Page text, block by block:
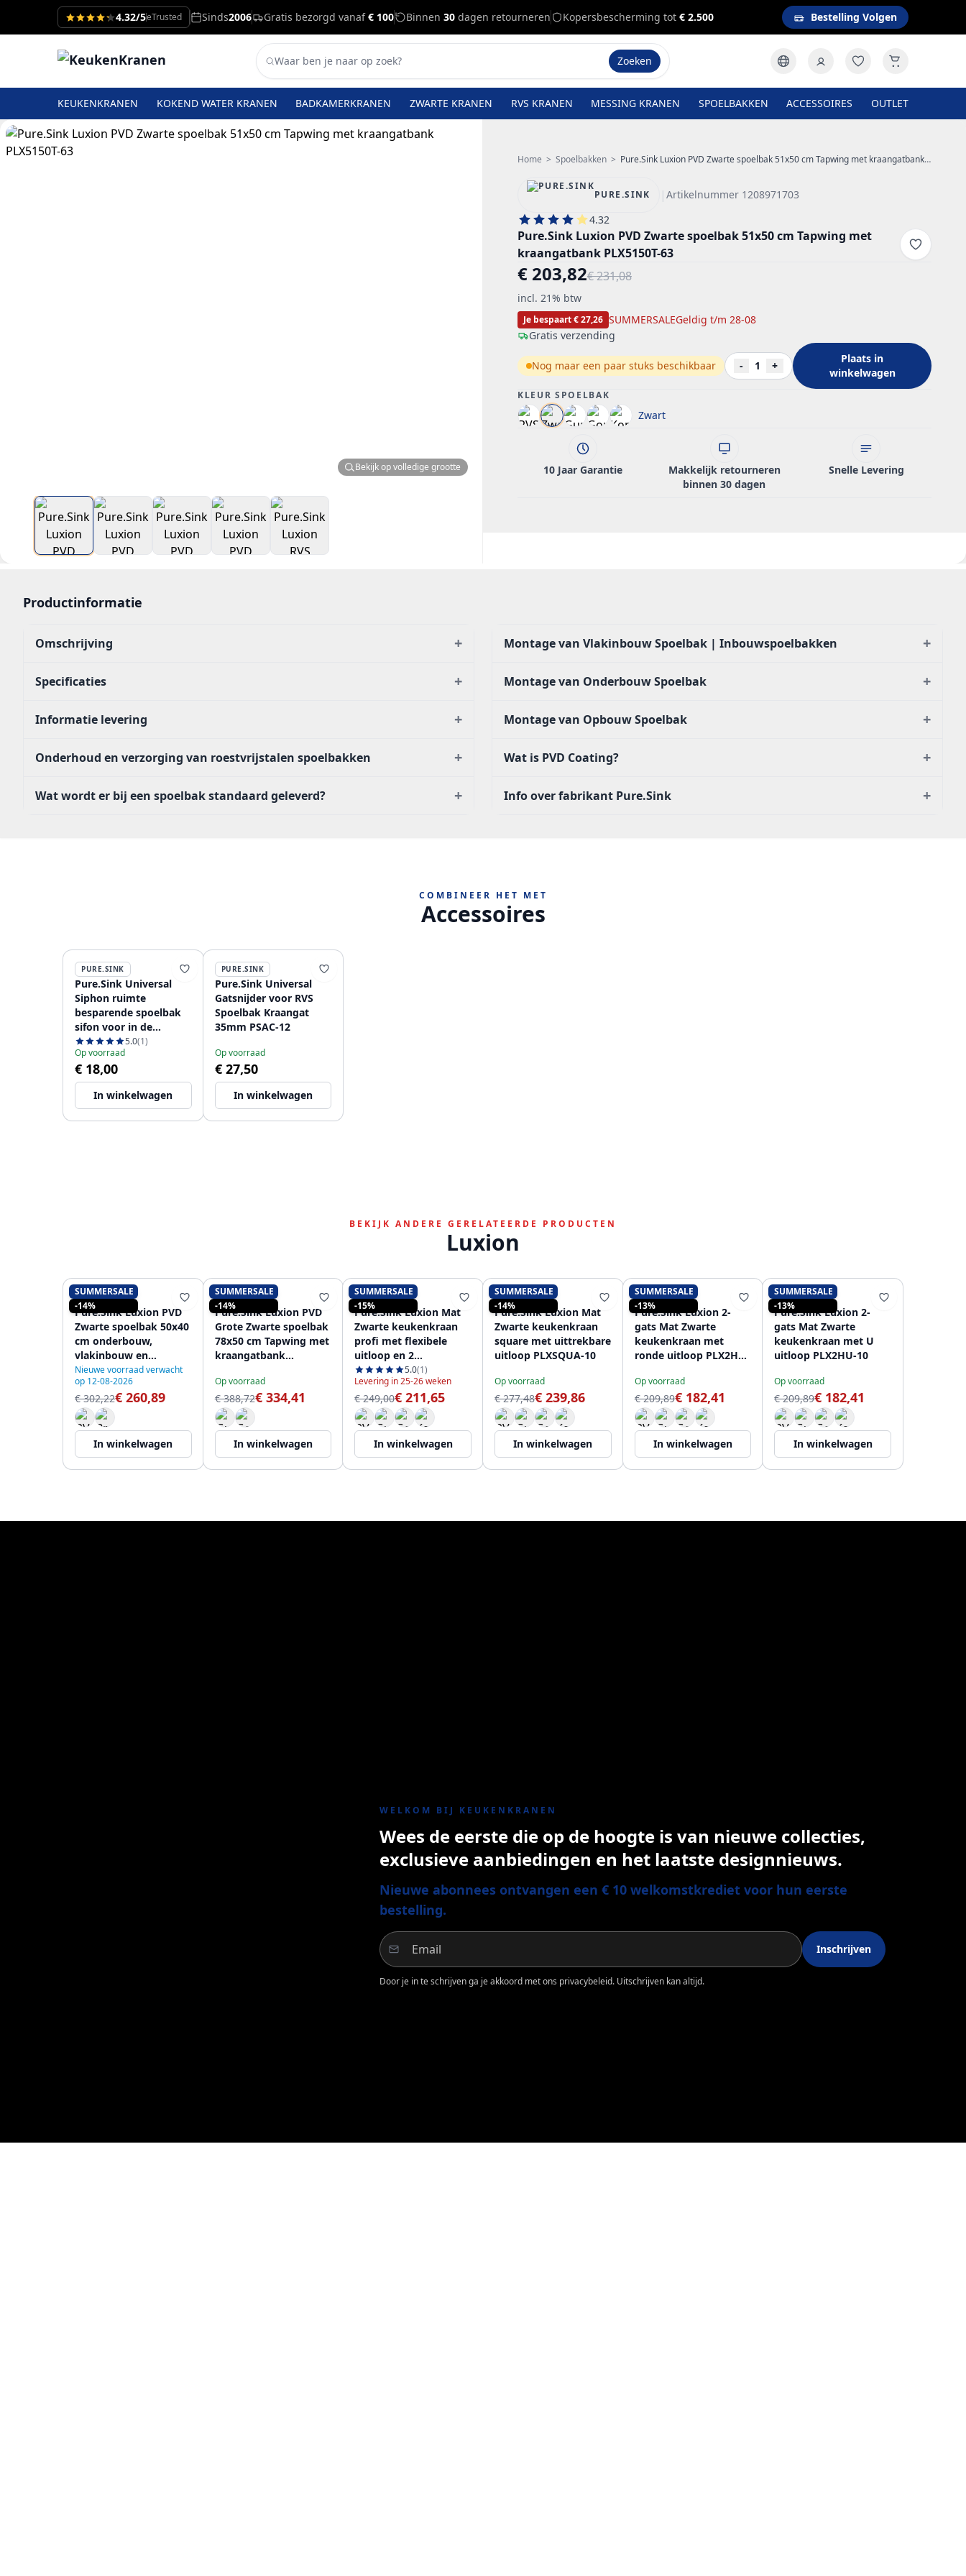
4.32/5eTrusted Sinds2006 Gratis bezorgd vanaf€ 100 Binnen 30 dagen retourneren Kopersbescherming tot € 2.500 Bestelling Volgen
Zoeken
KEUKENKRANEN KOKEND WATER KRANEN BADKAMERKRANEN ZWARTE KRANEN RVS KRANEN MESSING KRANEN SPOELBAKKEN ACCESSOIRES OUTLET
Bekijk op volledige grootte
Home > Spoelbakken > Pure.Sink Luxion PVD Zwarte spoelbak 51x50 cm Tapwing met kraangatbank PLX5150T-63
PURE.SINK | Artikelnummer 1208971703
4.32
Pure.Sink Luxion PVD Zwarte spoelbak 51x50 cm Tapwing met
kraangatbank PLX5150T-63
€ 203,82€ 231,08
incl. 21% btw
Je bespaart € 27,26 SUMMERSALEGeldig t/m 28-08
Gratis verzending
Nog maar een paar stuks beschikbaar - 1 +
Plaats in
winkelwagen
KLEUR SPOELBAK
Zwart
10 Jaar Garantie
Makkelijk retourneren
binnen 30 dagen
Snelle Levering
Productinformatie
Omschrijving +
Specificaties +
Informatie levering +
Onderhoud en verzorging van roestvrijstalen spoelbakken +
Wat wordt er bij een spoelbak standaard geleverd? +
Montage van Vlakinbouw Spoelbak | Inbouwspoelbakken +
Montage van Onderbouw Spoelbak +
Montage van Opbouw Spoelbak +
Wat is PVD Coating? +
Info over fabrikant Pure.Sink +
COMBINEER HET MET
Accessoires
PURE.SINK
Pure.Sink Universal
Siphon ruimte
besparende spoelbak
sifon voor in de
keuken met 2
vaatwasser
aansluitingen WSTSSI-
32
5.0(1)
Op voorraad
€ 18,00
In winkelwagen
PURE.SINK
Pure.Sink Universal
Gatsnijder voor RVS
Spoelbak Kraangat
35mm PSAC-12
Op voorraad
€ 27,50
In winkelwagen
BEKIJK ANDERE GERELATEERDE PRODUCTEN
Luxion
SUMMERSALE
-14%
PURE.SINK
Pure.Sink Luxion PVD
Zwarte spoelbak 50x40
cm onderbouw,
vlakinbouw en
opbouw PLX5040-63
Nieuwe voorraad verwacht
op 12-08-2026
€ 302,22€ 260,89
In winkelwagen
SUMMERSALE
-14%
PURE.SINK
Pure.Sink Luxion PVD
Grote Zwarte spoelbak
78x50 cm Tapwing met
kraangatbank
Op voorraad
€ 388,72€ 334,41
In winkelwagen
SUMMERSALE
-15%
PURE.SINK
Pure.Sink Luxion Mat
Zwarte keukenkraan
profi met flexibele
uitloop en 2
straalsoorten PLXFLEX-
10
5.0(1)
Levering in 25-26 weken
€ 249,00€ 211,65
In winkelwagen
SUMMERSALE
-14%
PURE.SINK
Pure.Sink Luxion Mat
Zwarte keukenkraan
square met uittrekbare
uitloop PLXSQUA-10
Op voorraad
€ 277,48€ 239,86
In winkelwagen
SUMMERSALE
-13%
PURE.SINK
Pure.Sink Luxion 2-
gats Mat Zwarte
keukenkraan met
ronde uitloop PLX2HR-
Op voorraad
€ 209,89€ 182,41
In winkelwagen
SUMMERSALE
-13%
PURE.SINK
Pure.Sink Luxion 2-
gats Mat Zwarte
keukenkraan met U
uitloop PLX2HU-10
Op voorraad
€ 209,89€ 182,41
In winkelwagen
WELKOM BIJ KEUKENKRANEN
Wees de eerste die op de hoogte is van nieuwe collecties,
exclusieve aanbiedingen en het laatste designnieuws.
Nieuwe abonnees ontvangen een € 10 welkomstkrediet voor hun eerste
bestelling.
Inschrijven
Door je in te schrijven ga je akkoord met ons privacybeleid. Uitschrijven kan altijd.